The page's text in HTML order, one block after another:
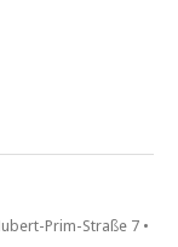
Prim-Straße 7 •